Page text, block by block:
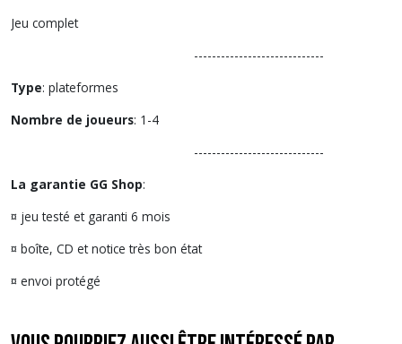
Jeu complet
-----------------------------
Type: plateformes
Nombre de joueurs: 1-4
-----------------------------
La garantie GG Shop:
¤ jeu testé et garanti 6 mois
¤ boîte, CD et notice très bon état
¤ envoi protégé